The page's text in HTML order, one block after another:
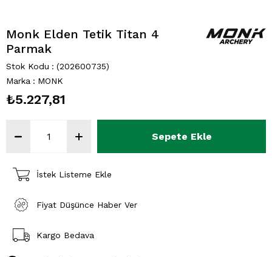
Monk Elden Tetik Titan 4
Parmak
Stok Kodu
(202600735)
Marka : MONK
₺5.227,81
İstek Listeme Ekle
Fiyat Düşünce Haber Ver
Kargo Bedava